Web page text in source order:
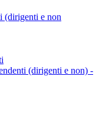
(dirigenti e non
(dirigenti e non) -